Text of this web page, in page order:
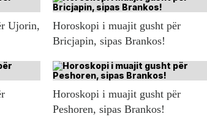
Ujorin,
Horoskopi i muajit gusht për
Bricjapin, sipas Brankos!
Horoskopi i muajit gusht për
Peshoren, sipas Brankos!